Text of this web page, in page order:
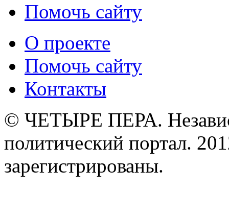
Помочь сайту
О проекте
Помочь сайту
Контакты
© ЧЕТЫРЕ ПЕРА.
политический портал.
зарегистрированы.